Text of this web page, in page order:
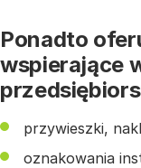
Ponadto
wspierające
przywieszki,
oznakowania